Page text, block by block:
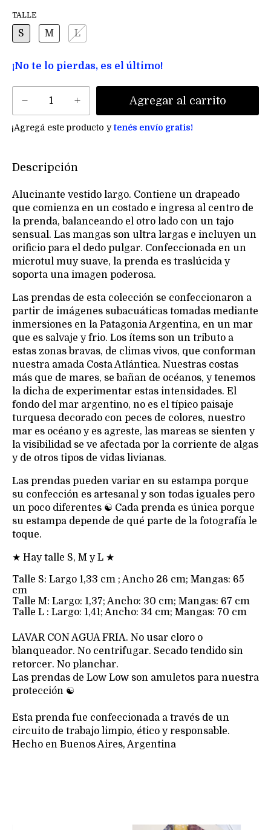
TALLE
S M L
¡No te lo pierdas, es el último!
¡Agregá este producto ytenés envío gratis!
Descripción
Alucinante vestido largo. Contiene un drapeado
que comienza en un costado e ingresa al centro de
la prenda, balanceando el otro lado con un tajo
sensual. Las mangas son ultra largas e incluyen un
orificio para el dedo pulgar. Confeccionada en un
microtul muy suave, la prenda es traslúcida y
soporta una imagen poderosa.
Las prendas de esta colección se confeccionaron a
partir de imágenes subacuáticas tomadas mediante
inmersiones en la Patagonia Argentina, en un mar
que es salvaje y frio. Los ítems son un tributo a
estas zonas bravas, de climas vivos, que conforman
nuestra amada Costa Atlántica. Nuestras costas
más que de mares, se bañan de océanos, y tenemos
la dicha de experimentar estas intensidades. El
fondo del mar argentino, no es el típico paisaje
turquesa decorado con peces de colores, nuestro
mar es océano y es agreste, las mareas se sienten y
la visibilidad se ve afectada por la corriente de algas
y de otros tipos de vidas livianas.
Las prendas pueden variar en su estampa porque
su confección es artesanal y son todas iguales pero
un poco diferentes ☯ Cada prenda es única porque
su estampa depende de qué parte de la fotografía le
toque.
★ Hay talle S, M y L ★
Talle S: Largo 1,33 cm ; Ancho 26 cm; Mangas: 65
cm
Talle M: Largo: 1,37; Ancho: 30 cm; Mangas: 67 cm
Talle L : Largo: 1,41; Ancho: 34 cm; Mangas: 70 cm
LAVAR CON AGUA FRIA. No usar cloro o
blanqueador. No centrifugar. Secado tendido sin
retorcer. No planchar.
Las prendas de Low Low son amuletos para nuestra
protección ☯︎
Esta prenda fue confeccionada a través de un
circuito de trabajo limpio, ético y responsable.
Hecho en Buenos Aires, Argentina